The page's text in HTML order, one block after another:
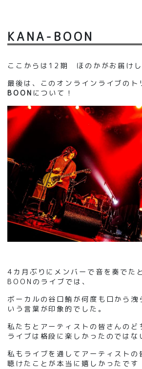
KANA-BOON
ここからは12期 ほのかがお届けし
最後は、このオンラインライブのト
BOON について！
4カ月ぶりにメンバーで音を奏でた
BOONのライブでは、
ボーカルの谷口鮪が何度も口から洩
いう言葉が印象的でした。
私たちとアーティストの皆さんのど
ライブは格段に楽しかったのではな
私もライブを通してアーティストの
聴けたことが本当に嬉しかったです